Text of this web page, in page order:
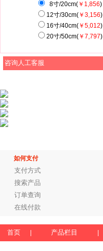
8寸/20cm( ￥1,856)
12寸/30cm( ￥3,156)
16寸/40cm( ￥5,012)
20寸/50cm( ￥7,797)
咨询人工客服
如何支付
支付方式
搜索产品
订单查询
在线付款
首页 产品栏目